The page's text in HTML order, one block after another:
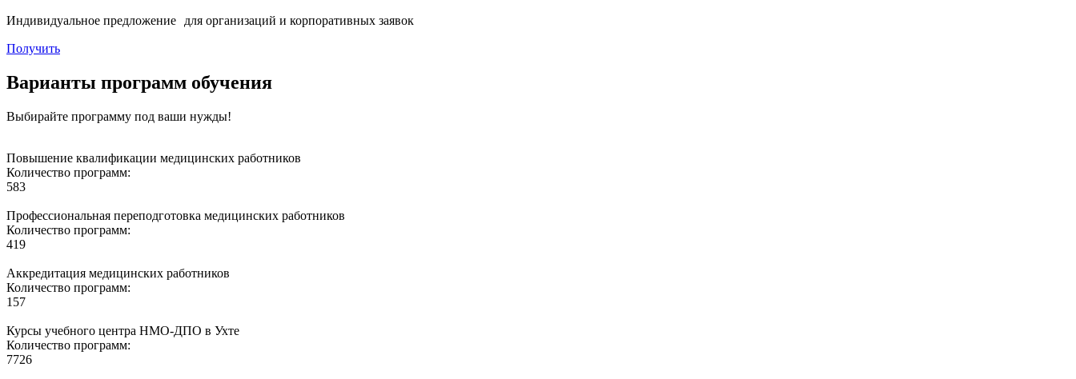
Индивидуальное предложение для организаций и корпоративных заявок
Получить
Варианты программ обучения
Выбирайте программу под ваши нужды!
Повышение квалификации медицинских работников
Количество программ:
583
Профессиональная переподготовка медицинских работников
Количество программ:
419
Аккредитация медицинских работников
Количество программ:
157
Курсы учебного центра НМО-ДПО в Ухте
Количество программ:
7726